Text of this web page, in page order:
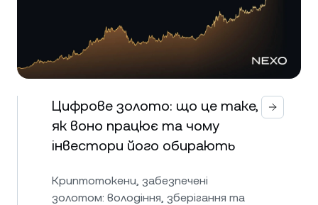
Цифрове золото: що це таке,
як воно працює та чому
інвестори його обирають
Криптотокени, забезпечені
золотом: володіння, зберігання та